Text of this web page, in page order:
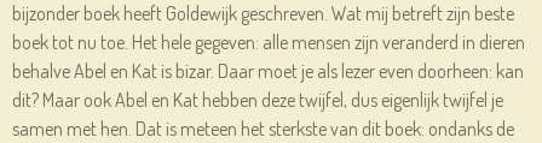
bijzonder boek heeft Goldewijk geschreven. Wat mij betreft zijn beste
boek tot nu toe. Het hele gegeven: alle mensen zijn veranderd in dieren
behalve Abel en Kat is bizar. Daar moet je als lezer even doorheen: kan
dit? Maar ook Abel en Kat hebben deze twijfel, dus eigenlijk twijfel je
samen met hen. Dat is meteen het sterkste van dit boek: ondanks de